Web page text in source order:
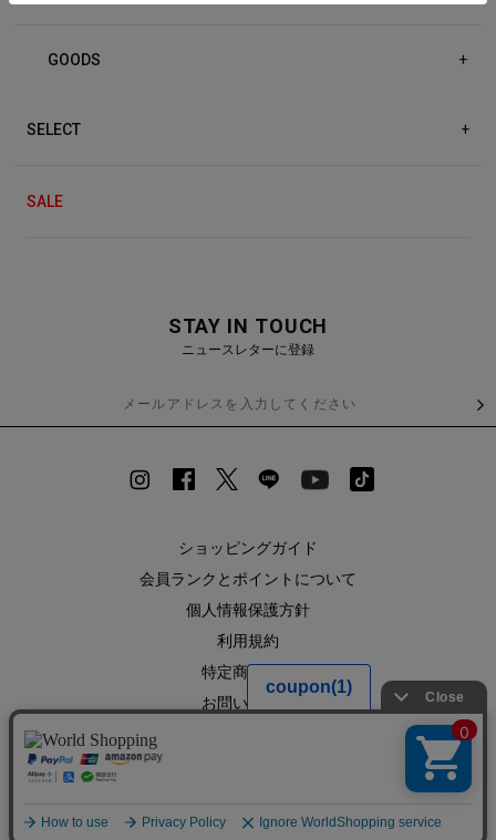
GOODS +
SELECT +
SALE
STAY IN TOUCH
ニュースレターに登録
ショッピングガイド
会員ランクとポイントについて
個人情報保護方針
利用規約
特定商取引法
お問い合わせ